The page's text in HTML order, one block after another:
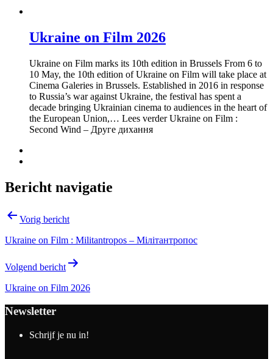
Ukraine on Film 2026
Ukraine on Film marks its 10th edition in Brussels From 6 to
10 May, the 10th edition of Ukraine on Film will take place at
Cinema Galeries in Brussels. Established in 2016 in response
to Russia’s war against Ukraine, the festival has spent a
decade bringing Ukrainian cinema to audiences in the heart of
the European Union,… Lees verder Ukraine on Film :
Second Wind – Друге дихання
Bericht navigatie
Vorig bericht
Ukraine on Film : Militantropos – Мілітантропос
Volgend bericht
Ukraine on Film 2026
Newsletter
Schrijf je nu in!